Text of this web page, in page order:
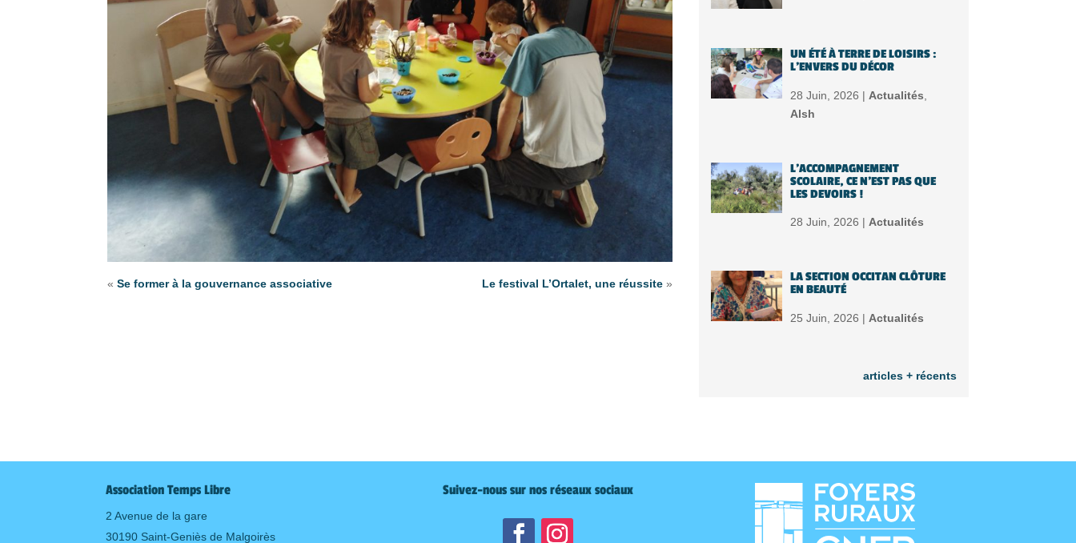
«Se former à la gouvernance associative Le festival L’Ortalet, une réussite »
UN ÉTÉ À TERRE DE LOISIRS :
L’ENVERS DU DÉCOR
28 Juin, 2026 | Actualités
Alsh
L’ACCOMPAGNEMENT
SCOLAIRE, CE N’EST PAS QUE
LES DEVOIRS !
28 Juin, 2026 | Actualités
LA SECTION OCCITAN CLÔTURE
EN BEAUTÉ
25 Juin, 2026 | Actualités
articles + récents
Association Temps Libre
2 Avenue de la gare
30190 Saint-Geniès de Malgoirès
Suivez-nous sur nos réseaux sociaux